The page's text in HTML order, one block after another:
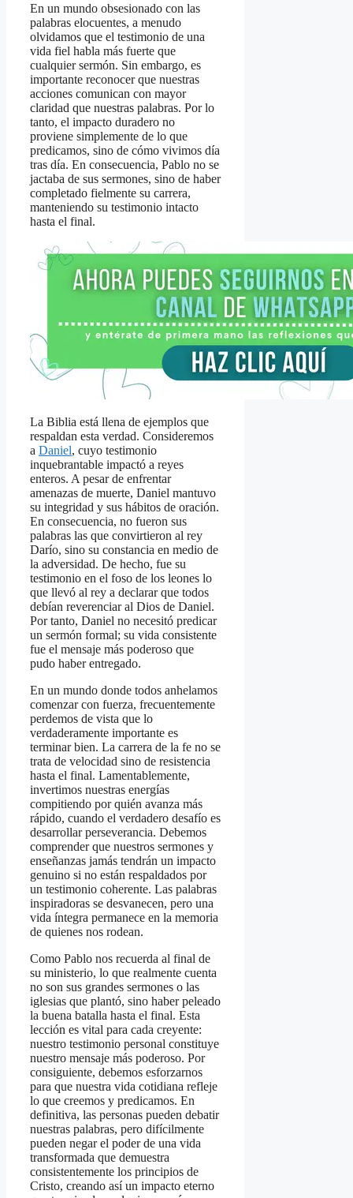
En un mundo obsesionado con las
palabras elocuentes, a menudo
olvidamos que el testimonio de una
vida fiel habla más fuerte que
cualquier sermón. Sin embargo, es
importante reconocer que nuestras
acciones comunican con mayor
claridad que nuestras palabras. Por lo
tanto, el impacto duradero no
proviene simplemente de lo que
predicamos, sino de cómo vivimos día
tras día. En consecuencia, Pablo no se
jactaba de sus sermones, sino de haber
completado fielmente su carrera,
manteniendo su testimonio intacto
hasta el final.
La Biblia está llena de ejemplos que
respaldan esta verdad. Consideremos
a Daniel, cuyo testimonio
inquebrantable impactó a reyes
enteros. A pesar de enfrentar
amenazas de muerte, Daniel mantuvo
su integridad y sus hábitos de oración.
En consecuencia, no fueron sus
palabras las que convirtieron al rey
Darío, sino su constancia en medio de
la adversidad. De hecho, fue su
testimonio en el foso de los leones lo
que llevó al rey a declarar que todos
debían reverenciar al Dios de Daniel.
Por tanto, Daniel no necesitó predicar
un sermón formal; su vida consistente
fue el mensaje más poderoso que
pudo haber entregado.
En un mundo donde todos anhelamos
comenzar con fuerza, frecuentemente
perdemos de vista que lo
verdaderamente importante es
terminar bien. La carrera de la fe no se
trata de velocidad sino de resistencia
hasta el final. Lamentablemente,
invertimos nuestras energías
compitiendo por quién avanza más
rápido, cuando el verdadero desafío es
desarrollar perseverancia. Debemos
comprender que nuestros sermones y
enseñanzas jamás tendrán un impacto
genuino si no están respaldados por
un testimonio coherente. Las palabras
inspiradoras se desvanecen, pero una
vida íntegra permanece en la memoria
de quienes nos rodean.
Como Pablo nos recuerda al final de
su ministerio, lo que realmente cuenta
no son sus grandes sermones o las
iglesias que plantó, sino haber peleado
la buena batalla hasta el final. Esta
lección es vital para cada creyente:
nuestro testimonio personal constituye
nuestro mensaje más poderoso. Por
consiguiente, debemos esforzarnos
para que nuestra vida cotidiana refleje
lo que creemos y predicamos. En
definitiva, las personas pueden debatir
nuestras palabras, pero difícilmente
pueden negar el poder de una vida
transformada que demuestra
consistentemente los principios de
Cristo, creando así un impacto eterno